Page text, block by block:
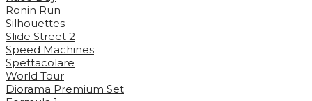
Ronin Run
Silhouettes
Slide Street 2
Speed Machines
Spettacolare
World Tour
Diorama Premium Set